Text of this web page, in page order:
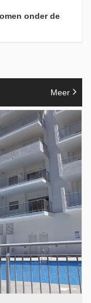
onder de
Meer